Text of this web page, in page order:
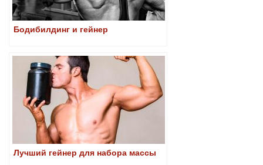
Бодибилдинг и гейнер
Лучший гейнер для набора массы